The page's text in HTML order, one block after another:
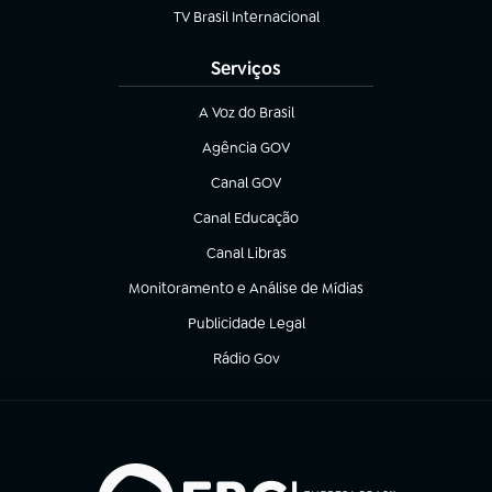
TV Brasil Internacional
(abre em nova aba)
Serviços
A Voz do Brasil
(abre em nova aba)
Agência GOV
(abre em nova aba)
Canal GOV
(abre em nova aba)
Canal Educação
(abre em nova aba)
Canal Libras
(abre em nova aba)
Monitoramento e Análise de Mídias
(abre em nova aba)
Publicidade Legal
(abre em nova aba)
Rádio Gov
(abre em nova aba)